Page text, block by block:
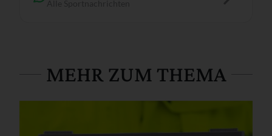
MEHR ZUM THEMA